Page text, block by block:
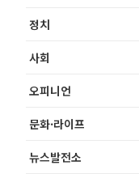
정치
사회
오피니언
문화·라이프
뉴스발전소